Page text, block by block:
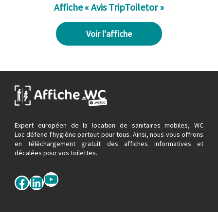
Affiche « Avis TripToiletor »
Voir l'affiche
Expert européen de la location de sanitaires mobiles, WC
Loc défend l'hygiène partout pour tous. Ainsi, nous vous offrons
en téléchargement gratuit des affiches informatives et
décalées pour vos toilettes.
Facebook
LinkedIn
YouTube